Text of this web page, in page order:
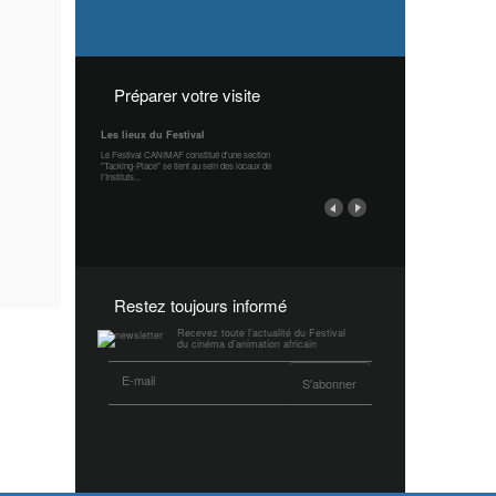
Préparer votre visite
Les lieux du Festival
Le Festival CANIMAF constitué d'une section
"Tacking-Place" se tient au sein des locaux de
l'Instituts...
Restez toujours informé
Recevez toute l'actualité du Festival
du cinéma d’animation africain